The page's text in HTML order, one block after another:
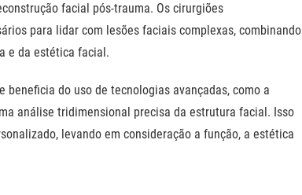
facial pós-trauma. Os cirurgiões
para lidar com lesões faciais complexas, combinando
e da estética facial.
do uso de tecnologias avançadas, como a
análise tridimensional precisa da estrutura facial. Isso
levando em consideração a função, a estética